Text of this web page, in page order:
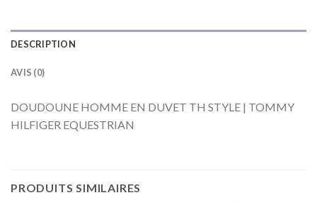
DESCRIPTION
AVIS (0)
DOUDOUNE HOMME EN DUVET TH STYLE | TOMMY
HILFIGER EQUESTRIAN
PRODUITS SIMILAIRES